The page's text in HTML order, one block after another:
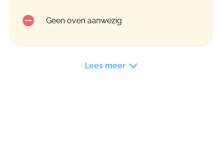
Geen oven aanwezig
Lees meer